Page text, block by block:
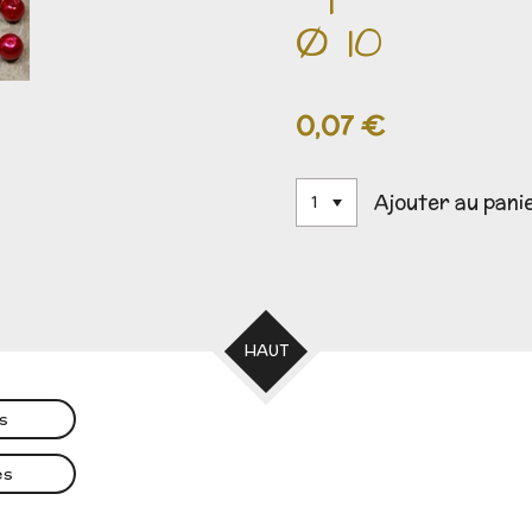
Ø 10
0,07 €
Ajouter au
HAUT